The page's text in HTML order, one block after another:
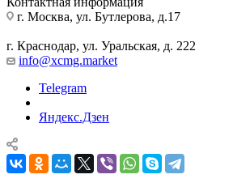
г. Москва, ул. Бутлерова, д.17
г. Краснодар, ул. Уральская, д. 222
info@xcmg.market
Telegram
Яндекс.Дзен